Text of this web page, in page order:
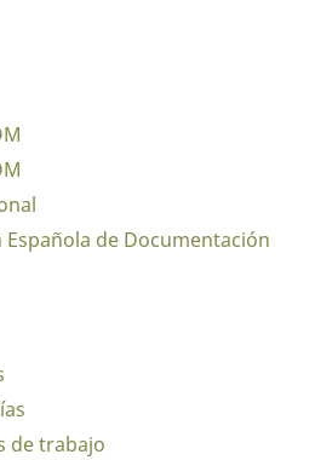
Española de Documentación
de trabajo